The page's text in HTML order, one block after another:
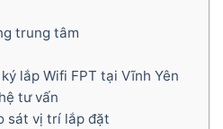
trung tâm
lắp Wifi FPT tại Vĩnh Yên
tư vấn
sát vị trí lắp đặt